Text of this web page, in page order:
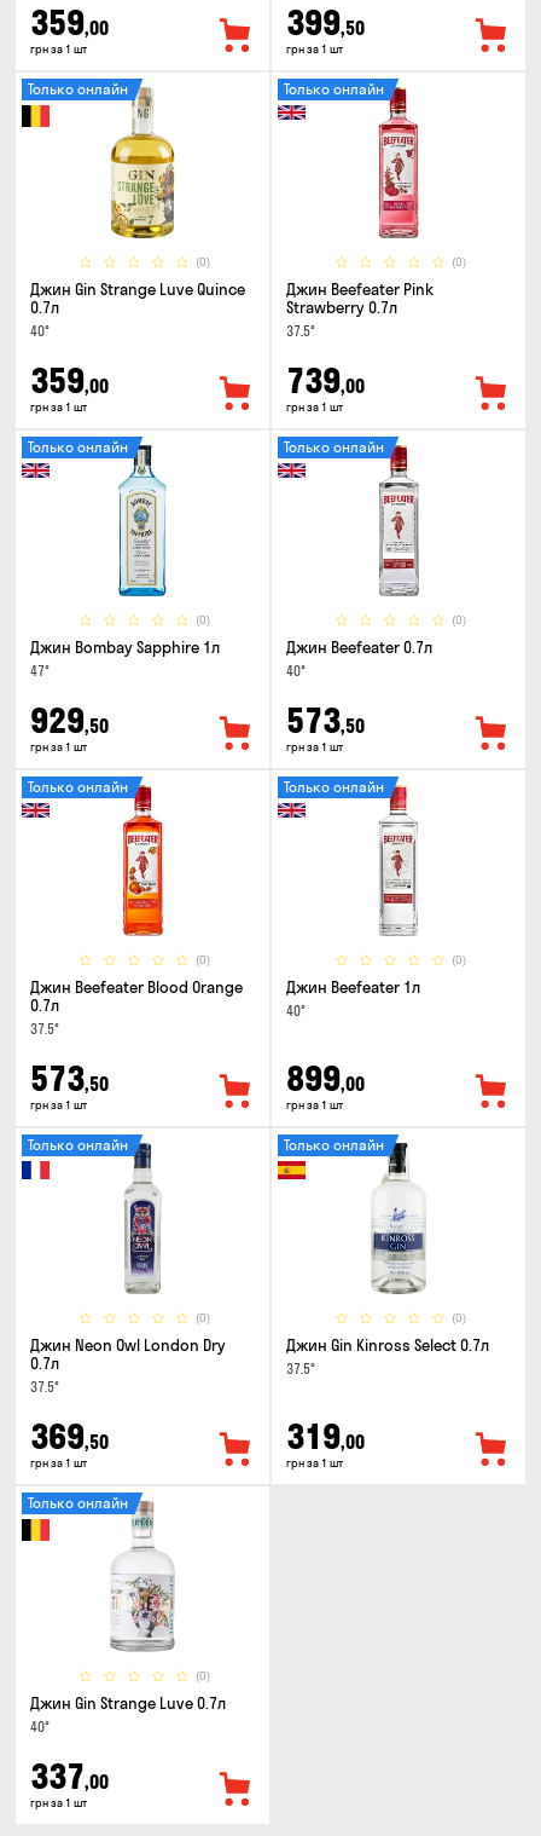
359,00
грн за 1 шт
399,50
грн за 1 шт
(0)
Только онлайн
Джин Gin Strange Luve Quince
0.7л
40°
359,00
грн за 1 шт
(0)
Только онлайн
Джин Beefeater Pink
Strawberry 0.7л
37.5°
739,00
грн за 1 шт
(0)
Только онлайн
Джин Bombay Sapphire 1л
47°
929,50
грн за 1 шт
(0)
Только онлайн
Джин Beefeater 0.7л
40°
573,50
грн за 1 шт
(0)
Только онлайн
Джин Beefeater Blood Orange
0.7л
37.5°
573,50
грн за 1 шт
(0)
Только онлайн
Джин Beefeater 1л
40°
899,00
грн за 1 шт
(0)
Только онлайн
Джин Neon Owl London Dry
0.7л
37.5°
369,50
грн за 1 шт
(0)
Только онлайн
Джин Gin Kinross Select 0.7л
37.5°
319,00
грн за 1 шт
(0)
Только онлайн
Джин Gin Strange Luve 0.7л
40°
337,00
грн за 1 шт